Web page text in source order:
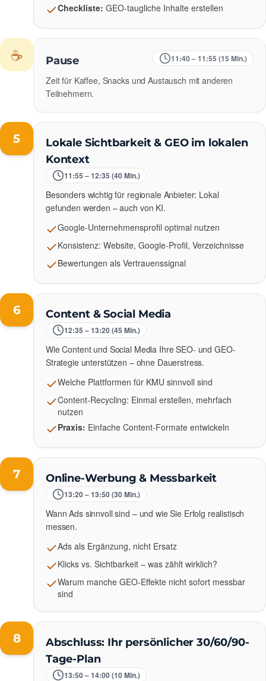
Checkliste: GEO-taugliche Inhalte erstellen
☕ Pause 11:40 – 11:55 (15 Min.)
Zeit für Kaffee, Snacks und Austausch mit anderen
Teilnehmern.
5
Lokale Sichtbarkeit & GEO im lokalen
Kontext
11:55 – 12:35 (40 Min.)
Besonders wichtig für regionale Anbieter: Lokal
gefunden werden – auch von KI.
Google-Unternehmensprofil optimal nutzen
Konsistenz: Website, Google-Profil, Verzeichnisse
Bewertungen als Vertrauenssignal
6 Content & Social Media
12:35 – 13:20 (45 Min.)
Wie Content und Social Media Ihre SEO- und GEO-
Strategie unterstützen – ohne Dauerstress.
Welche Plattformen für KMU sinnvoll sind
Content-Recycling: Einmal erstellen, mehrfach
nutzen
Praxis: Einfache Content-Formate entwickeln
7 Online-Werbung & Messbarkeit
13:20 – 13:50 (30 Min.)
Wann Ads sinnvoll sind – und wie Sie Erfolg realistisch
messen.
Ads als Ergänzung, nicht Ersatz
Klicks vs. Sichtbarkeit – was zählt wirklich?
Warum manche GEO-Effekte nicht sofort messbar
sind
8
Abschluss: Ihr persönlicher 30/60/90-
Tage-Plan
13:50 – 14:00 (10 Min.)